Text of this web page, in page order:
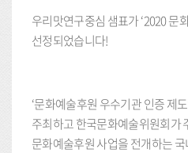
우리맛연구중심 샘표가 ‘2020 문
선정되었습니다!
‘문화예술후원 우수기관 인증 제
주최하고 한국문화예술위원회가
문화예술후원 사업을 전개하는